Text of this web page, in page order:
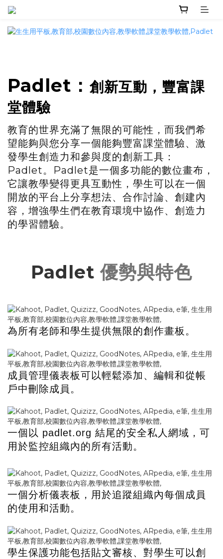
Padlet ： 創新互動，豐富課
堂體驗
教育的世界充滿了無限的可能性，而我們希
望能夠與您分享一個能夠豐富課堂體驗、激
發學生創造力和參與度的創新工具：
Padlet。Padlet是一個多功能的數位畫布，
它讓教學變得更具互動性，學生可以在一個
開放的平台上分享想法、合作討論、創建內
容，增強學生們在教育環境中協作、創造力
的學習體驗。
Padlet優勢與特色
為所有老師和學生提供無限的創作畫板。
成員管理儀表板可以輕鬆添加、編輯和從帳
戶中刪除成員。
一個以 padlet.org 結尾的安全私人網域，可
用於監控組織內的所有活動。
一個分析儀表板，用於追蹤組織內每個成員
的使用和活動。
學生保護功能包括貼文審核、對學生可以創